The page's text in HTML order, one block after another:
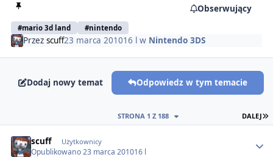
#mario 3d land #nintendo
Obserwujący
Przez scuff23 marca 201016 l w Nintendo 3DS
Dodaj nowy temat Odpowiedz w tym temacie
DALEJ
STRONA 1 Z 188
scuff Użytkownicy
Opublikowano23 marca 201016 l